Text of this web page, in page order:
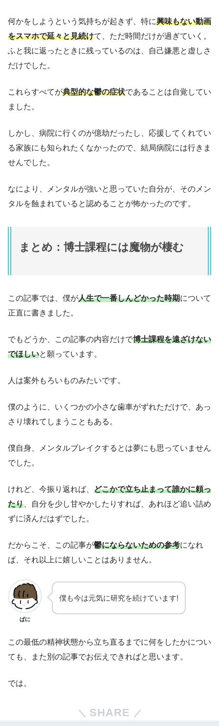
何かをしようという気持ちが起きず、特に興味もない動画
をスマホで延々と見続けて、ただ時間だけが過ぎていく。
ふと我に返ったときに残っているのは、自己嫌悪と虚しさ
だけでした。
これらすべてが典型的な鬱の症状であることは自覚してい
ました。
しかし、病院に行くのが億劫だったし、応援してくれてい
る家族にも知られたくなかったので、結局病院には行きま
せんでした。
なにより、メンタルが強いと思っていた自分が、そのメン
タルを蝕まれていると認めることが怖かったのです。
まとめ：博士課程には魔物が棲む
この記事では、僕が人生で一番しんどかった時期について
正直に書きました。
でもどうか、この記事の内容だけで博士課程を遠ざけない
でほしいと願っています。
人は案外もろいものみたいです。
僕のように、いくつかの小さな歯車がずれただけで、あっ
さり壊れてしまうこともある。
僕自身、メンタルブレイクするとは夢にも思っていません
でした。
けれど、今振り返れば、 どこかで立ち止まって誰かに頼っ
たり 、自分を少し甘やかしたりすれば、あれほど追い詰め
ずに済んだはずでした。
だからこそ、この記事が鬱にならないための参考になれ
ば、それ以上に嬉しいことはありません。
ぱに
僕も今は元気に研究を続けています!
この最低の精神状態から立ち直るまでに何をしたかについ
ても、また別の記事でお伝えできればと思います。
では。
SHARE